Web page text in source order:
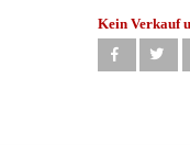
Kein Verkauf